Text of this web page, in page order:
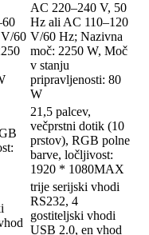
60
AC 220–240 V, 50
Hz ali AC 110–120
V/60 Hz; Nazivna
moč: 2250 W, Moč
v stanju
pripravljenosti: 80
W
21,5 palcev,
večprstni dotik (10
prstov), ​​RGB polne
barve, ločljivost:
1920 * 1080MAX
trije serijski vhodi
RS232, 4
gostiteljski vhodi
USB 2.0, en vhod